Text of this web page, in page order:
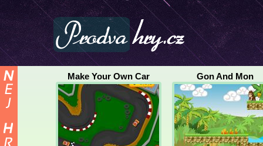
Make Your Own Car Gon And Mon